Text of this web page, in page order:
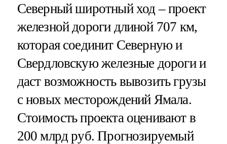
Северный широтный ход – проект
железной дороги длиной 707 км,
которая соединит Северную и
Свердловскую железные дороги и
даст возможность вывозить грузы
с новых месторождений Ямала.
Стоимость проекта оценивают в
200 млрд руб. Прогнозируемый